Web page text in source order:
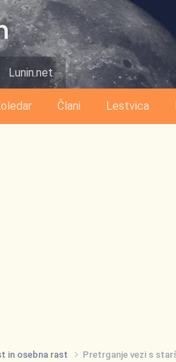
Člani Lestvica
Lunin.net
in osebna rast Pretrganje vezi s